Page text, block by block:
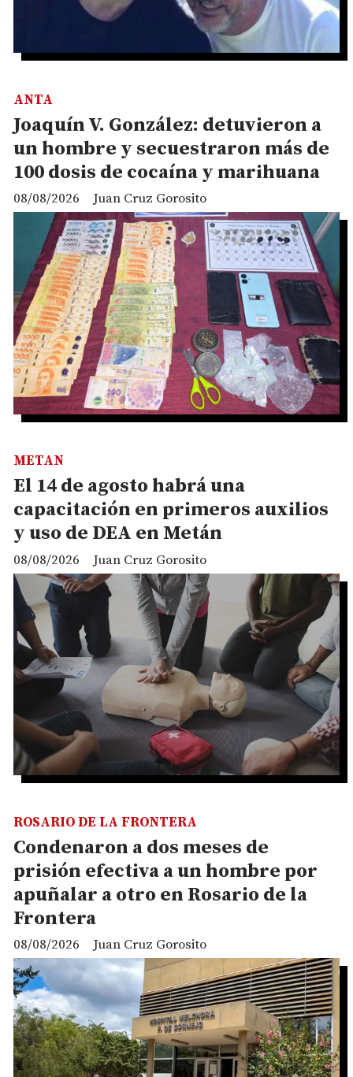
Joaquín V. González: detuvieron a
un hombre y secuestraron más de
100 dosis de cocaína y marihuana
Juan Cruz Gorosito
ANTA
08/08/2026
El 14 de agosto habrá una
capacitación en primeros auxilios
y uso de DEA en Metán
Juan Cruz Gorosito
METAN
08/08/2026
Condenaron a dos meses de
prisión efectiva a un hombre por
apuñalar a otro en Rosario de la
Frontera
Juan Cruz Gorosito
ROSARIO DE LA FRONTERA
08/08/2026